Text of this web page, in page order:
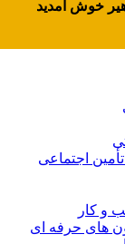
خوش آمدید
اجتماعی
و کار
های حرفه ای